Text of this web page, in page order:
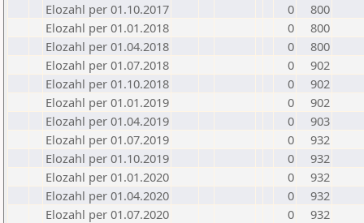
Elozahl per 01.10.2017
0
800
Elozahl per 01.01.2018
0
800
Elozahl per 01.04.2018
0
800
Elozahl per 01.07.2018
0
902
Elozahl per 01.10.2018
0
902
Elozahl per 01.01.2019
0
902
Elozahl per 01.04.2019
0
903
Elozahl per 01.07.2019
0
932
Elozahl per 01.10.2019
0
932
Elozahl per 01.01.2020
0
932
Elozahl per 01.04.2020
0
932
Elozahl per 01.07.2020
0
932